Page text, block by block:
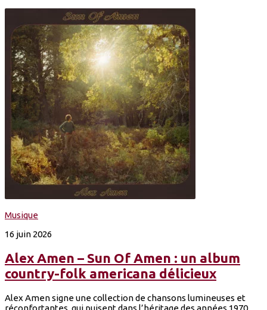
Musique
16 juin 2026
Alex Amen – Sun Of Amen : un album
country-folk americana délicieux
Alex Amen signe une collection de chansons lumineuses et
réconfortantes, qui puisent dans l’héritage des années 1970.